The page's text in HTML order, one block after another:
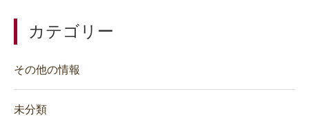
カテゴリー
その他の情報
未分類